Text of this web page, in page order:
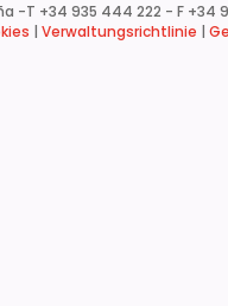
-T +34 935 444 222 - F +34
| Verwaltungsrichtlinie |